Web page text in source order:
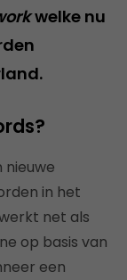
welke nu
nieuwe
in het
net als
op basis van
een